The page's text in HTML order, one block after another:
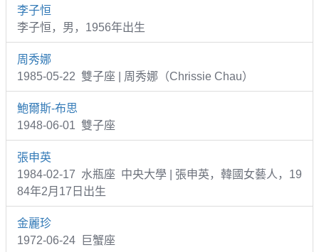
李子恒
李子恒，男，1956年出生
周秀娜
1985-05-22 雙子座 | 周秀娜（Chrissie Chau）
鮑爾斯-布思
1948-06-01 雙子座
張申英
1984-02-17 水瓶座 中央大學 | 張申英，韓國女藝人，19
84年2月17日出生
金麗珍
1972-06-24 巨蟹座